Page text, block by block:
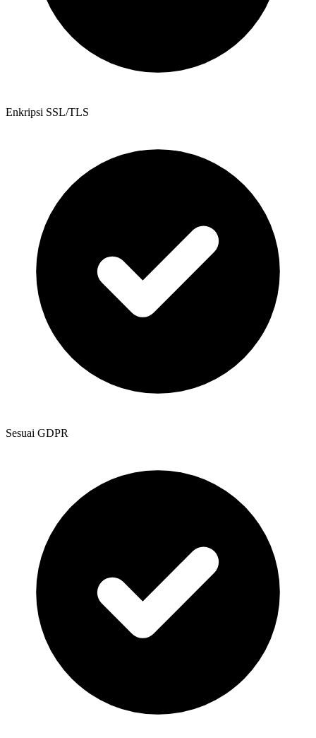
Enkripsi SSL/TLS
Sesuai GDPR